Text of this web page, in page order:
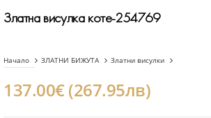
Златна висулка коте-254769
Начало ЗЛАТНИ БИЖУТА Златни висулки
137.00€ (267.95лв)